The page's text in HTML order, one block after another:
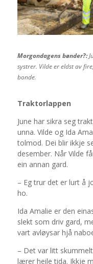
Morgondagens bønder?:
systrer. Vilde er eldst av
bonde.
Traktorlappen
June har sikra seg
unna. Vilde og Ida
tolmod. Dei blir ikkje
desember. Når Vilde
ein annan gard.
– Eg trur det er lurt å
ho.
Ida Amalie er den
slekt som driv gard,
vart avløysar hjå
– Det var litt
lærer heile tida. Ikkje